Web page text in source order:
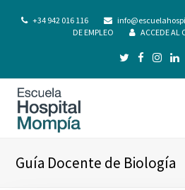
+34 942 016 116
DE EMPLEO
ACCEDE AL
Guía Docente de Biología